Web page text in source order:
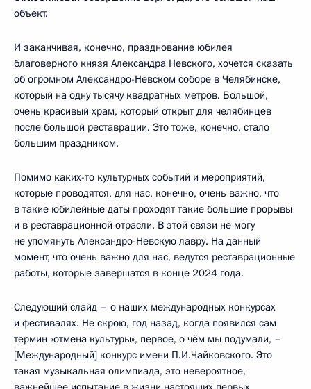
объект.
И заканчивая, конечно, празднование юбилея
благоверного князя Александра Невского, хочется сказать
об огромном Александро-Невском соборе в Челябинске,
который на одну тысячу квадратных метров. Большой,
очень красивый храм, который открыт для челябинцев
после большой реставрации. Это тоже, конечно, стало
большим праздником.
Помимо каких-то культурных событий и мероприятий,
которые проводятся, для нас, конечно, очень важно, что
в такие юбилейные даты проходят такие большие прорывы
и в реставрационной отрасли. В этой связи не могу
не упомянуть Александро-Невскую лавру. На данный
момент, что очень важно для нас, ведутся реставрационные
работы, которые завершатся в конце 2024 года.
Следующий слайд – о наших международных конкурсах
и фестивалях. Не скрою, год назад, когда появился сам
термин «отмена культуры», первое, о чём мы подумали, –
[Международный] конкурс имени П.И.Чайковского. Это
такая музыкальная олимпиада, это невероятное,